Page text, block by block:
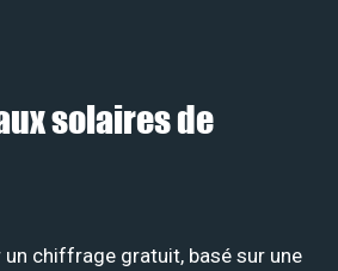
solaires de
un chiffrage gratuit, basé sur une